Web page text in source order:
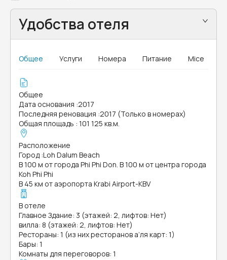
Удобства отеля
Общее Услуги Номера Питание Mice
Общее
Дата основания :2017
Последняя реновация :2017 (Только в номерах)
Общая площадь : 101 125 кв.м.
Расположение
Город :Loh Dalum Beach
В 100 м от города Phi Phi Don. В 100 м от центра города
Koh Phi Phi
В 45 км от аэропорта Krabi Airport-KBV
В отеле
Главное Здание: 3 (этажей: 2, лифтов: Нет)
вилла: 8 (этажей: 2, лифтов: Нет)
Рестораны: 1 (из них ресторанов а’ля карт: 1)
Бары: 1
Комнаты для переговоров: 1